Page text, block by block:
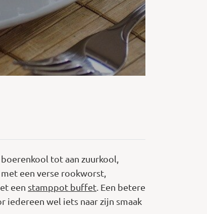
tot aan zuurkool,
een verse rookworst,
een stamppot buffet . Een betere
wel iets naar zijn smaak